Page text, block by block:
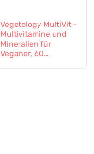
Vegetology MultiVit -
Multivitamine und
Mineralien für
Veganer, 60